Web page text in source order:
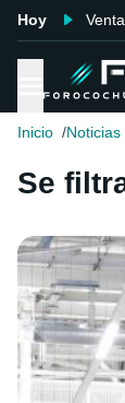
Hoy
Inicio Noticias
Se